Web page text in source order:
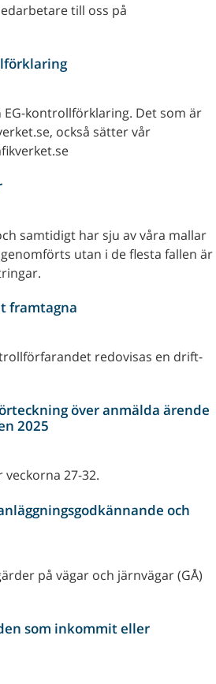
till oss på
kontrollförklaring. Det som är
också sätter vår
samtidigt har sju av våra mallar
utan i de flesta fallen är
framtagna
redovisas en drift-
över anmälda ärende
2025
27-32.
och
på vägar och järnvägar (GÅ)
som inkommit eller